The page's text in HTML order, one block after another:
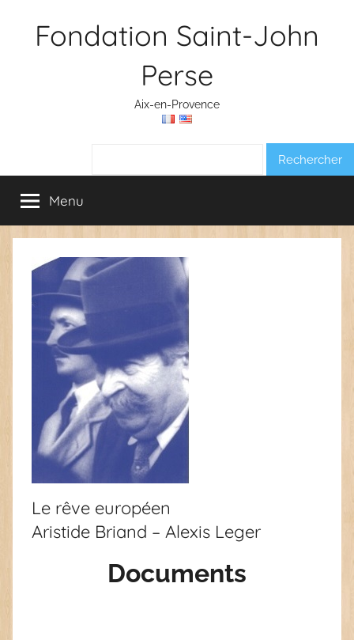
Fondation Saint-John
Perse
Aix-en-Provence
Menu
Le rêve européen
Aristide Briand – Alexis Leger
Documents